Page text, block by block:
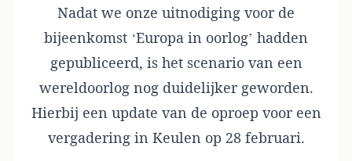
Nadat we onze uitnodiging voor de
bijeenkomst ‘Europa in oorlog’ hadden
gepubliceerd, is het scenario van een
wereldoorlog nog duidelijker geworden.
Hierbij een update van de oproep voor een
vergadering in Keulen op 28 februari.